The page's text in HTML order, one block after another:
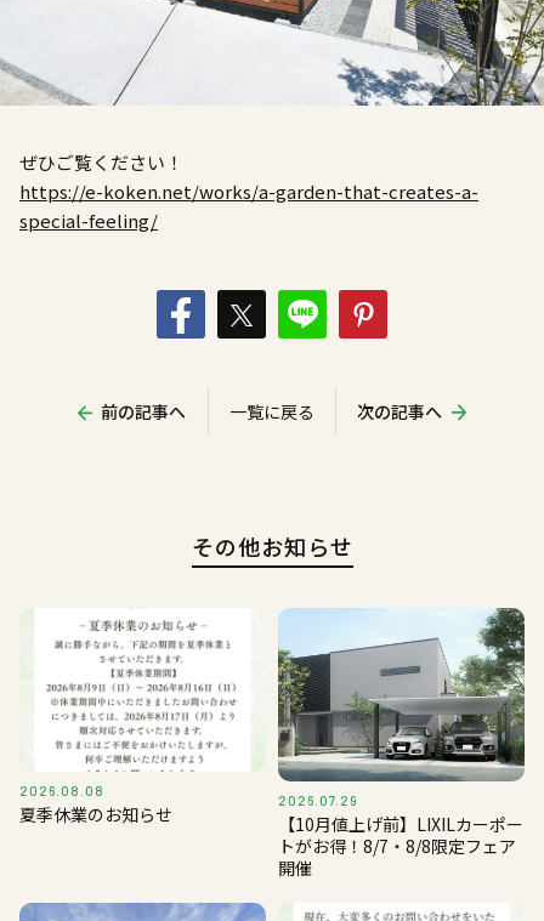
ぜひご覧ください！
https://e-koken.net/works/a-garden-that-creates-a-
special-feeling/
前の記事へ 一覧に戻る 次の記事へ
その他お知らせ
2026.08.08
夏季休業のお知らせ
2026.07.29
【10月値上げ前】LIXILカーポー
トがお得！8/7・8/8限定フェア
開催